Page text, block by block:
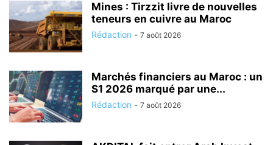
Mines : Tirzzit livre de nouvelles
teneurs en cuivre au Maroc
Rédaction - 7 août 2026
Marchés financiers au Maroc : un
S1 2026 marqué par une...
Rédaction - 7 août 2026